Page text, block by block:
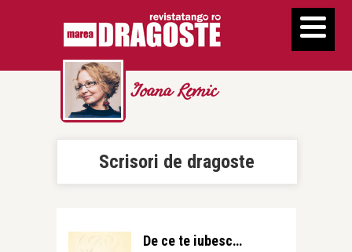
Ioana Revnic
Scrisori de dragoste
De ce te iubesc…